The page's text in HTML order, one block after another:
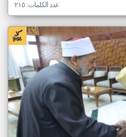
عدد الكلمات: ٢١٥